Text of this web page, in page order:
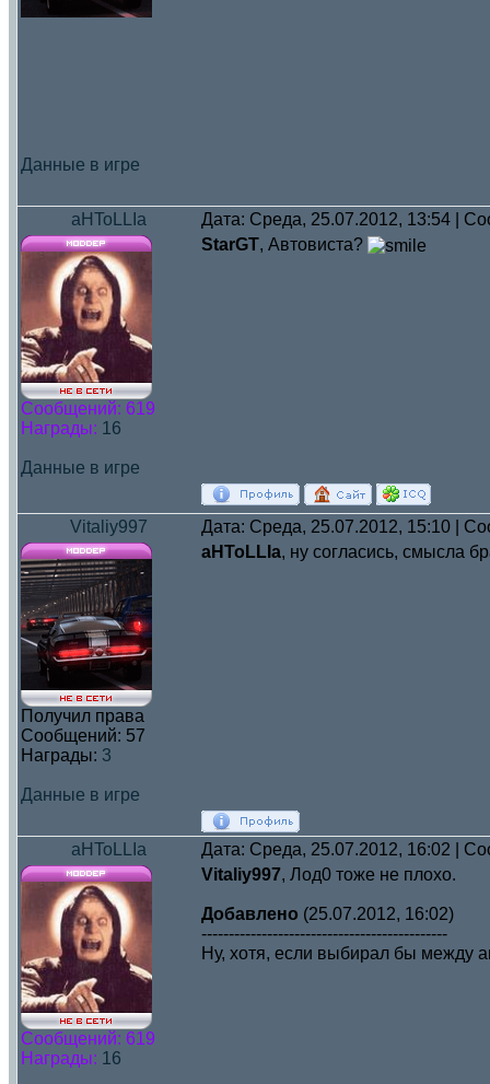
Данные в игре
aHToLLIa Дата: Среда, 25.07.2012, 13:54 |
Сообщений: 619
Награды: 16
Данные в игре
StarGT, Автовиста?
Vitaliy997 Дата: Среда, 25.07.2012, 15:10 |
Получил права
Сообщений: 57
Награды: 3
Данные в игре
aHToLLIa, ну согласись, смысла
aHToLLIa Дата: Среда, 25.07.2012, 16:02 |
Сообщений: 619
Награды: 16
Vitaliy997, Лод0 тоже не плохо.
Добавлено (25.07.2012, 16:02)
---------------------------------------------
Ну, хотя, если выбирал бы между